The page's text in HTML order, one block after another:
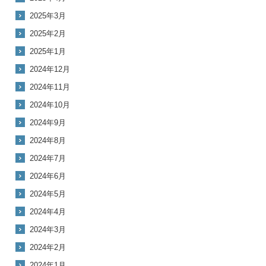
2025年3月
2025年2月
2025年1月
2024年12月
2024年11月
2024年10月
2024年9月
2024年8月
2024年7月
2024年6月
2024年5月
2024年4月
2024年3月
2024年2月